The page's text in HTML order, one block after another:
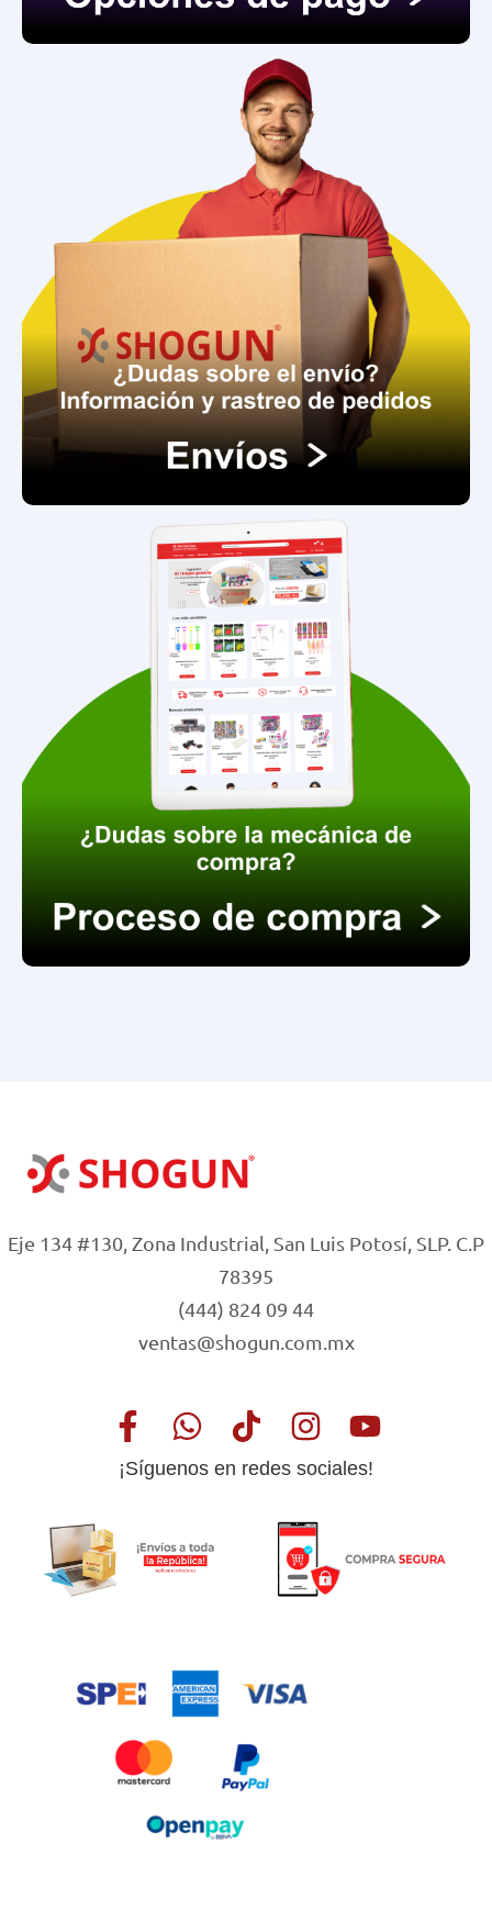
Eje 134 #130, Zona Industrial, San Luis Potosí, SLP. C.P
78395
(444) 824 09 44
ventas@shogun.com.mx
¡Síguenos en redes sociales!